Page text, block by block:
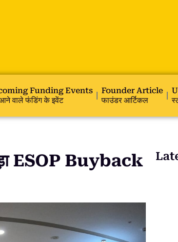
Funding Events
वाले फंडिंग के इवेंट
Founder Article
फाउंडर आर्टिकल
ESOP Buyback